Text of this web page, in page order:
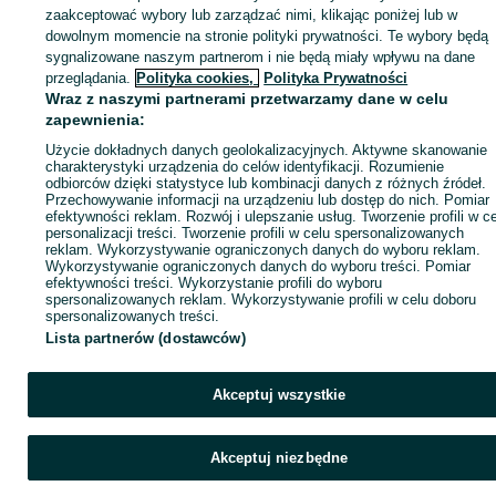
Zaloguj się lub załóż konto na OLX, aby skontaktować się z
sprzedającym
Zaloguj się / Załóż konto
Kup
zaakceptować wybory lub zarządzać nimi, klikając poniżej lub w
dowolnym momencie na stronie polityki prywatności. Te wybory będą
sygnalizowane naszym partnerom i nie będą miały wpływu na dane
przeglądania. Polityka cookies, Polityka Prywatności
Wraz z naszymi partnerami przetwarzamy dane w celu
zapewnienia:
Użycie dokładnych danych geolokalizacyjnych. Aktywne skanowanie
charakterystyki urządzenia do celów identyfikacji. Rozumienie
odbiorców dzięki statystyce lub kombinacji danych z różnych źródeł.
Przechowywanie informacji na urządzeniu lub dostęp do nich. Pomiar
efektywności reklam. Rozwój i ulepszanie usług. Tworzenie profili w
personalizacji treści. Tworzenie profili w celu spersonalizowanych
reklam. Wykorzystywanie ograniczonych danych do wyboru reklam.
Wykorzystywanie ograniczonych danych do wyboru treści. Pomiar
efektywności treści. Wykorzystanie profili do wyboru
spersonalizowanych reklam. Wykorzystywanie profili w celu doboru
spersonalizowanych treści.
Lista partnerów (dostawców)
Akceptuj wszystkie
Akceptuj niezbędne